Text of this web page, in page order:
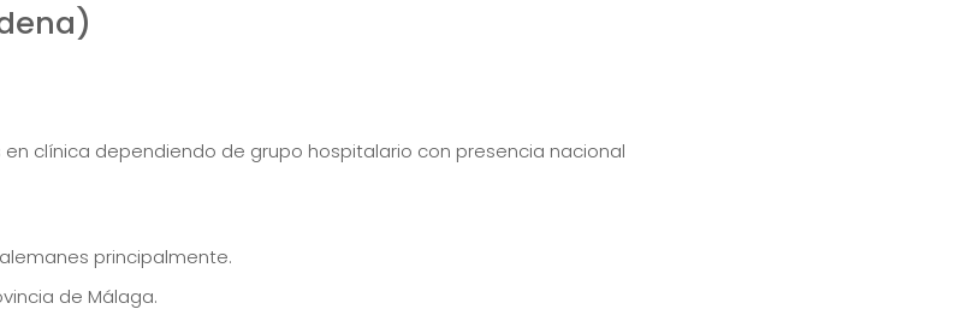
clínica dependiendo de grupo hospitalario con presencia nacional
principalmente.
de Málaga.